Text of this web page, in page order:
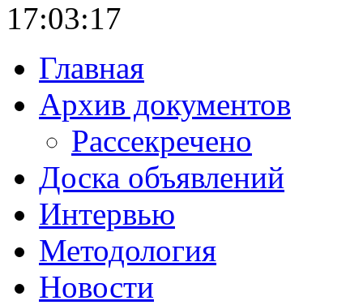
17:03:18
Главная
Архив документов
Рассекречено
Доска объявлений
Интервью
Методология
Новости